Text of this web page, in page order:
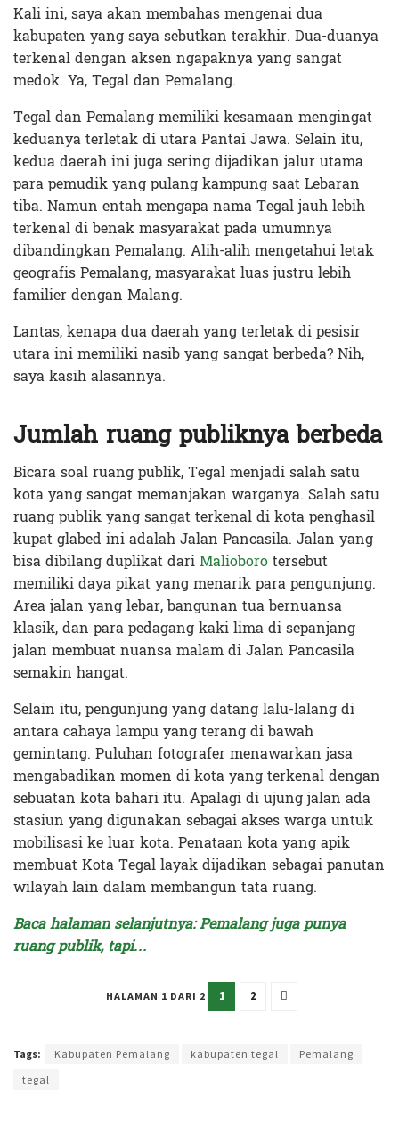
Kali ini, saya akan membahas mengenai dua
kabupaten yang saya sebutkan terakhir. Dua-duanya
terkenal dengan aksen ngapaknya yang sangat
medok. Ya, Tegal dan Pemalang.
Tegal dan Pemalang memiliki kesamaan mengingat
keduanya terletak di utara Pantai Jawa. Selain itu,
kedua daerah ini juga sering dijadikan jalur utama
para pemudik yang pulang kampung saat Lebaran
tiba. Namun entah mengapa nama Tegal jauh lebih
terkenal di benak masyarakat pada umumnya
dibandingkan Pemalang. Alih-alih mengetahui letak
geografis Pemalang, masyarakat luas justru lebih
familier dengan Malang.
Lantas, kenapa dua daerah yang terletak di pesisir
utara ini memiliki nasib yang sangat berbeda? Nih,
saya kasih alasannya.
Jumlah ruang publiknya berbeda
Bicara soal ruang publik, Tegal menjadi salah satu
kota yang sangat memanjakan warganya. Salah satu
ruang publik yang sangat terkenal di kota penghasil
kupat glabed ini adalah Jalan Pancasila. Jalan yang
bisa dibilang duplikat dariMalioborotersebut
memiliki daya pikat yang menarik para pengunjung.
Area jalan yang lebar, bangunan tua bernuansa
klasik, dan para pedagang kaki lima di sepanjang
jalan membuat nuansa malam di Jalan Pancasila
semakin hangat.
Selain itu, pengunjung yang datang lalu-lalang di
antara cahaya lampu yang terang di bawah
gemintang. Puluhan fotografer menawarkan jasa
mengabadikan momen di kota yang terkenal dengan
sebuatan kota bahari itu. Apalagi di ujung jalan ada
stasiun yang digunakan sebagai akses warga untuk
mobilisasi ke luar kota. Penataan kota yang apik
membuat Kota Tegal layak dijadikan sebagai panutan
wilayah lain dalam membangun tata ruang.
Baca halaman selanjutnya: Pemalang juga punya
ruang publik, tapi…
HALAMAN 1 DARI 2 1 2
Tags: Kabupaten Pemalang kabupaten tegal
Pemalang
tegal